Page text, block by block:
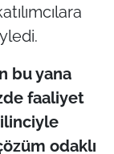
bu yana
faaliyet
odaklı